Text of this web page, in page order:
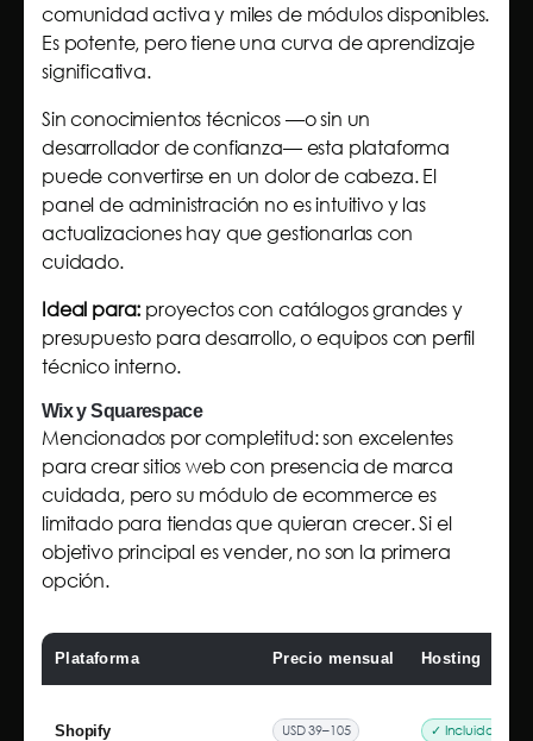
comunidad activa y miles de módulos disponibles.
Es potente, pero tiene una curva de aprendizaje
significativa.
Sin conocimientos técnicos —o sin un
desarrollador de confianza— esta plataforma
puede convertirse en un dolor de cabeza. El
panel de administración no es intuitivo y las
actualizaciones hay que gestionarlas con
cuidado.
Ideal para: proyectos con catálogos grandes y
presupuesto para desarrollo, o equipos con perfil
técnico interno.
Wix y Squarespace
Mencionados por completitud: son excelentes
para crear sitios web con presencia de marca
cuidada, pero su módulo de ecommerce es
limitado para tiendas que quieran crecer. Si el
objetivo principal es vender, no son la primera
opción.
Plataforma Precio mensual Hosting
Shopify USD 39–105 ✓ Incluido